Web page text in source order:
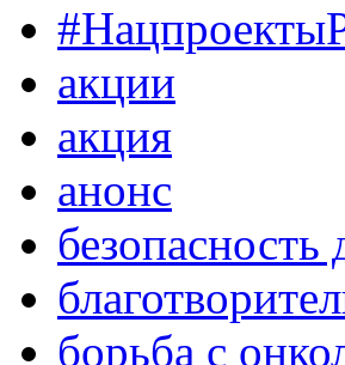
акции
акция
анонс
борьба с